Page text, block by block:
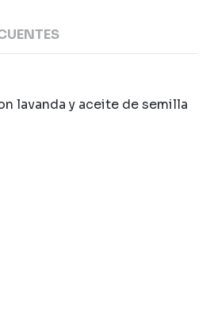
lavanda y aceite de semilla